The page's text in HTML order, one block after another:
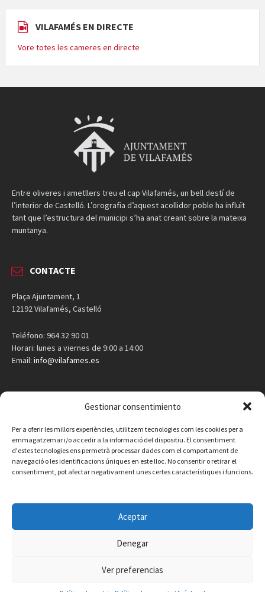
Gestionar consentimiento
Per a oferir les millors experiències, utilitzem tecnologies com les cookies per a
emmagatzemar i/o accedir a la informació del dispositiu. El consentiment
d'estes tecnologies ens permetrà processar dades com el comportament de
navegació o les identificacions úniques en este lloc. No consentir o retirar el
consentiment, pot afectar negativament unes certes característiques i funcions.
Aceptar
Denegar
Ver preferencias
VILAFAMÉS EN DIRECTE
Vore totes les cameres en directe
Entre oliveres i ametllers treu el cap Vilafamés, un bell destí de
l’interior de Castelló. L’orografia d’aquest acollidor poble ha influït
tant que l’estructura del municipi s’ha anat creant sobre la mateixa
muntanya.
CONTACTE
Plaça Ajuntament, 1
12192 Vilafamés, Castelló
Teléfono: 964 32 90 01
Horari: lunes a viernes de 9:00 a 14:00
Email: info@vilafames.es
Vilafamés al día
Consulta la agenda de Vilafamésaquí